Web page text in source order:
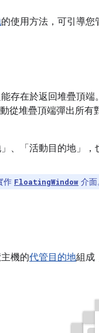
的使用方法，可引導您
存在於返回堆疊頂
從堆疊頂端彈出所有
、「活動目的地」
作 FloatingWindow 介面
機的代管目的地組成